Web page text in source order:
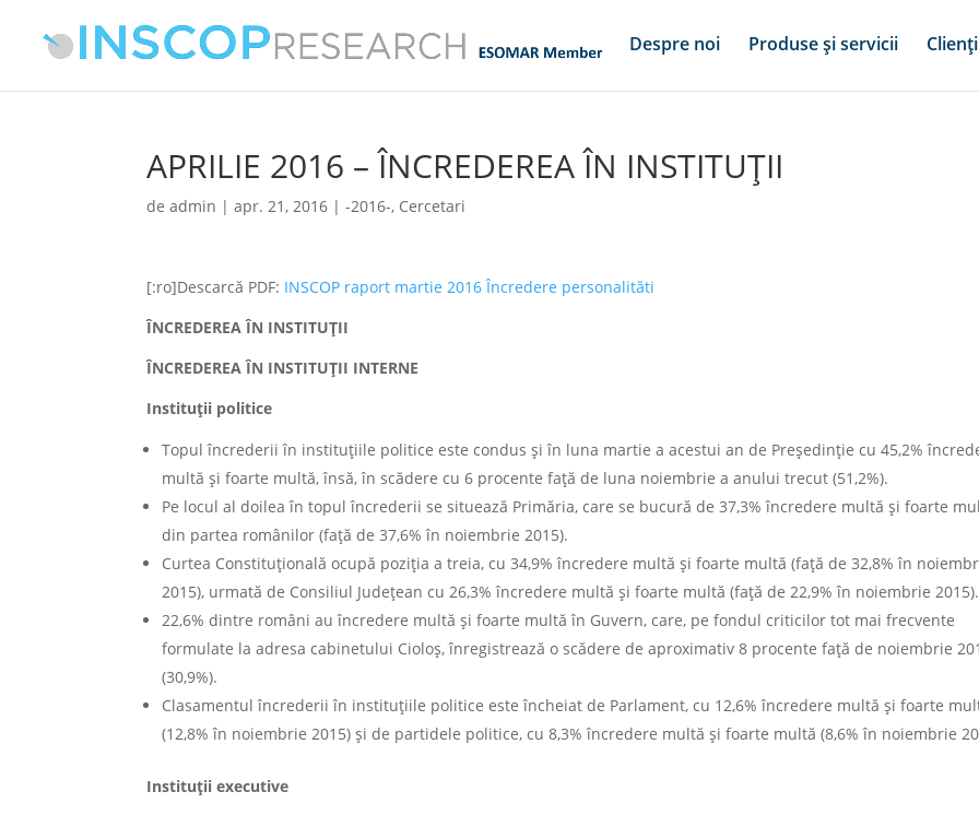
Despre noi Produse și servicii Clienți
APRILIE 2016 – ÎNCREDEREA ÎN INSTITUȚII
deadmin |apr. 21, 2016 |-2016-, Cercetari
[:ro]Descarcă PDF: INSCOP raport martie 2016 Încredere personalităti
ÎNCREDEREA ÎN INSTITUȚII
ÎNCREDEREA ÎN INSTITUȚII INTERNE
Instituții politice
Topul încrederii în instituțiile politice este condus și în luna martie a acestui an de Președinție cu 45,2%
multă și foarte multă, însă, în scădere cu 6 procente față de luna noiembrie a anului trecut (51,2%).
Pe locul al doilea în topul încrederii se situează Primăria, care se bucură de 37,3% încredere multă și foarte
din partea românilor (față de 37,6% în noiembrie 2015).
Curtea Constituțională ocupă poziția a treia, cu 34,9% încredere multă și foarte multă (față de 32,8% în
2015), urmată de Consiliul Județean cu 26,3% încredere multă și foarte multă (față de 22,9% în noiembrie 2015).
22,6% dintre români au încredere multă și foarte multă în Guvern, care, pe fondul criticilor tot mai frecvente
formulate la adresa cabinetului Cioloș, înregistrează o scădere de aproximativ 8 procente față de noiembrie
(30,9%).
Clasamentul încrederii în instituțiile politice este încheiat de Parlament, cu 12,6% încredere multă și foarte
(12,8% în noiembrie 2015) și de partidele politice, cu 8,3% încredere multă și foarte multă (8,6% în noiembrie
Instituții executive